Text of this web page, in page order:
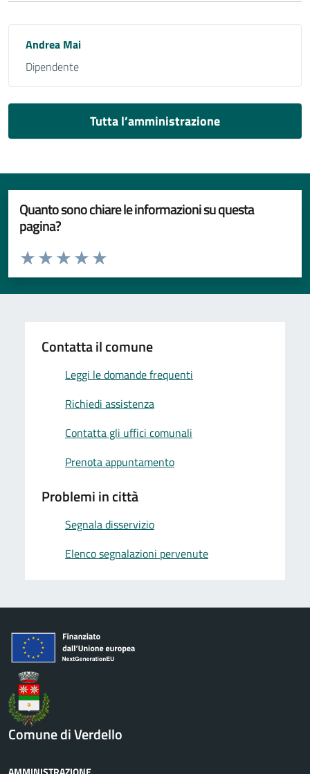
Andrea Mai
Dipendente
Tutta l’amministrazione
Quanto sono chiare le informazioni su questa
pagina?
Valuta da 1 a 5 stelle la pagina
Valuta 5 stelle su 5
Valuta 4 stelle su 5
Valuta 3 stelle su 5
Valuta 2 stelle su 5
Valuta 1 stelle su 5
Contatta il comune
Leggi le domande frequenti
Richiedi assistenza
Contatta gli uffici comunali
Prenota appuntamento
Problemi in città
Segnala disservizio
Elenco segnalazioni pervenute
Comune di Verdello